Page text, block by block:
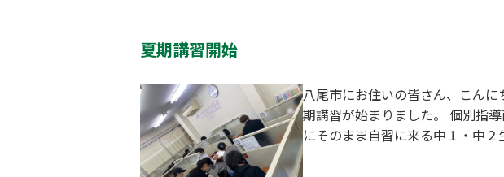
夏期講習開始
八尾市にお住いの皆さん、こん
期講習が始まりました。 個別指
にそのまま自習に来る中１・中